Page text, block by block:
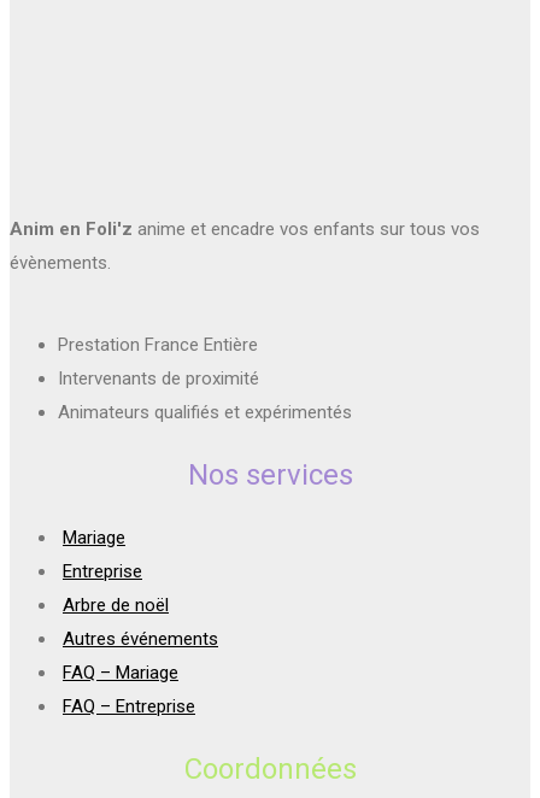
Anim en Foli'z anime et encadre vos enfants sur tous vos
évènements.
Prestation France Entière
Intervenants de proximité
Animateurs qualifiés et expérimentés
Nos services
Mariage
Entreprise
Arbre de noël
Autres événements
FAQ – Mariage
FAQ – Entreprise
Coordonnées